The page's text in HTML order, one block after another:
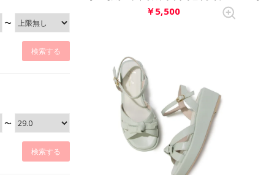
〜
〜
￥5,500